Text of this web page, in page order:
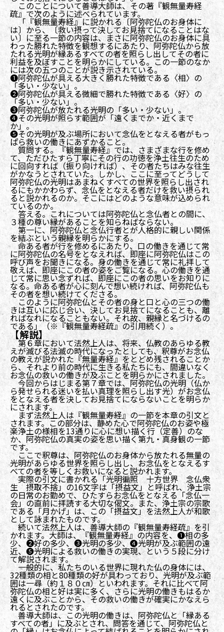
このことについて善導大師は、その著『観無量寿経
疏』で次のように述べられています。
「『観無量寿経』に説かれる〔阿弥陀仏のお身体に
は〕から、〔救い摂って決してお見捨てになることはな
い〕に至る一節の内容は、まさに阿弥陀仏のお身体に具
わった勝れた特徴を観想するにあたり、阿弥陀仏から放
たれる光明が縁あるすべての者を照らし出してその者に
利益を及ぼすことを明らかにしている。この一節のなか
には次の五つのことが説き示されている。
❶阿弥陀仏が具える大きく勝れた特徴である〈相〉の
「多い・少ない」。
❷阿弥陀仏が具える微細で勝れた特徴である〈好〉の
「多い・少ない」。
❸阿弥陀仏が放たれる光明の「多い・少ない」。
❹その光明が照らす範囲が「遠くまでか・近くまで
か」。
❺その光明が及ぶ場所において念仏をとなえる者がもっ
ぱら救いの働きにあずかること。
質問する。『観無量寿経』では、さまざまな行を修め
て、ただひたすら丁寧にその行の功徳を浄土往生のため
に回向すれば（振り向ければ）、その者たちはみな往生
がかなうとされていた。しかし、ここに至ってどうして
阿弥陀仏の光明はあまねくすべての世界を照らし出され
るにもかかわらず、念仏をとなえる者だけを救い摂られ
ると説かれるのか。そこにはどのような意味が込められ
ているのか。
答える。これについては阿弥陀仏と念仏者との間に、
３種の尊い縁があることを知らねばならない。
第一に、阿弥陀仏と念仏行者とが人格的に親しい関係
を結ぶという親縁を明らかにする。
命ある者が行を修めるにあたり、口の働きを通じて常
に阿弥陀仏の名号をとなえれば、即座に阿弥陀仏はこの
呼び声をお聞きになる。身の働きを通じて常に礼拝して
敬えば、即座にこの者の姿をご覧になる。心の働きを通
じて常に思い念ずれば、即座にこの者の思いをお知りに
なる。命ある者が心に刻んで想い続ければ、阿弥陀仏も
その者を想い続けてくださる。
このように阿弥陀仏とその者の身と口と心の三つの働
きは互いに応じ合い、決してお見捨てになることも、離
ればなれになることもない。それ故、親縁と名づけるの
である」（※『観無量寿経疏』の引用続く）。
【解説】
第６章において法然上人は、将来、仏教のあらゆる教
えが滅びる法滅の時代になったとしても、釈尊がお念仏
の教えが説かれた『無量寿経』をとどめ残されることか
ら、それより前の時代に生きる私たちにも、間違いなく
お念仏の救いの働きが及ぶことを明らかにされました。
今回からはじまる第７章では、阿弥陀仏の光明（仏か
ら発せられる迷いを払い真理を照らし出す光）がお念仏
をとなえる者を決してお見捨てにならないことを明らか
にされます。
まず法然上人は『観無量寿経』の一節を本章の引文と
されます。この部分は、静めた心で阿弥陀仏のお姿や極
楽浄土の様相を13通りに心に想い描く行（定善）のな
か、阿弥陀仏の真実の姿を思い描く第九・真身観の一節
です。
ここで釈尊は、阿弥陀仏のお身体から放たれる無量の
光明があらゆる世界を照らし出し、お念仏をとなえるす
べての者を等しくお救いになると説かれます。
実際の引文に書かれる「光明徧照 十方世界 念仏衆
生 摂取不捨」の16文字は「摂益文」と呼ばれ、浄土宗
の日常のお勤めで、ひたすらお念仏をとなえる「念仏一
会」の直前に拝読する大切な偈文。また、浄土宗の宗歌
である「月かげ」は、この「摂益文」を法然上人が和歌
として詠まれたものです。
続いて法然上人は、善導大師の『観無量寿経疏』を引
かれます。大師は、『観無量寿経』の内容を、❶相の多
少、❷好の多少、❸光明の多少、❹光明が及ぶ範囲の遠
近、❺光明による救いの働きの実現、という５段に分け
て解説されます。
一般的に、私たちのいる世界に現れた仏の身体には、
32種類の相と80種類の好が具わっており、光明が及ぶ範
囲は一尋（約１８０㎝）といわれます。それに比べて阿
弥陀仏の相と好は実に多く、さらに光明の働きもはるか
遠くに及ぶことから、その救いの働きが確実にかなえら
れるとされたのです。
善導大師は、この光明の働きは、阿弥陀仏と「縁ある
すべての者」に及ぶとされ、問答を通じて、阿弥陀仏と